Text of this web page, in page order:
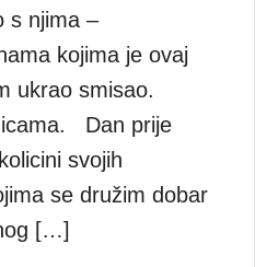
s njima –
kojima je ovaj
ukrao smisao.
Dan prije
svojih
se družim dobar
[…]